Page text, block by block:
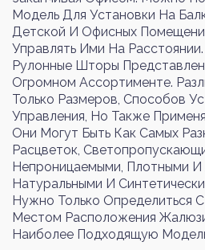
Модель Для Установки На
Детской И Офисных
Управлять Ими На
Рулонные Шторы
Огромном Ассортименте.
Только Размеров, Способов
Управления, Но Также
Они Могут Быть Как Самых
Расцветок,
Непроницаемыми, Плотными И
Натуральными И
Нужно Только Определиться
Местом Расположения
Наиболее Подходящую
Пароль
Войти